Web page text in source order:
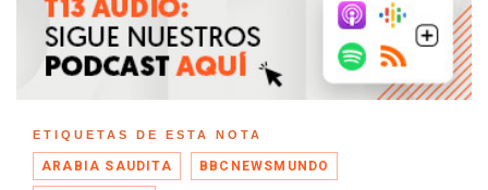
ETIQUETAS DE ESTA NOTA
ARABIA SAUDITA BBCNEWSMUNDO